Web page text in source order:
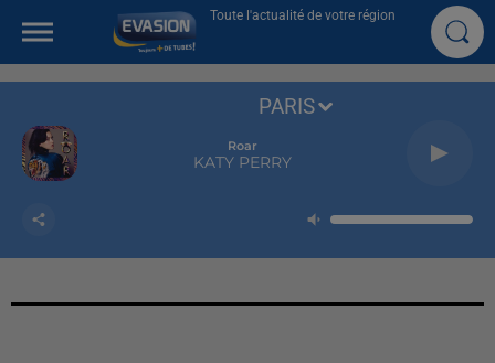
Toute l'actualité de votre région
Roar
KATY PERRY
PARIS